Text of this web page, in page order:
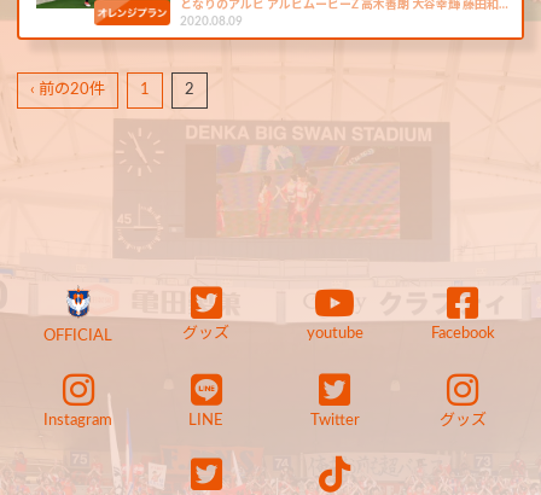
となりのアルビ アルビムービーZ 高木善朗 大谷幸輝 藤田和…
2020.08.09
‹ 前の20件 1 2
OFFICIAL グッズ youtube Facebook
Instagram LINE Twitter グッズ